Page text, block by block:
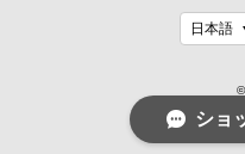
ショ